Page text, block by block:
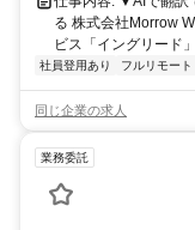
る 株式会社Morrow
ビス「イングリード
社員登用あり フルリモート
同じ企業の求人
業務委託